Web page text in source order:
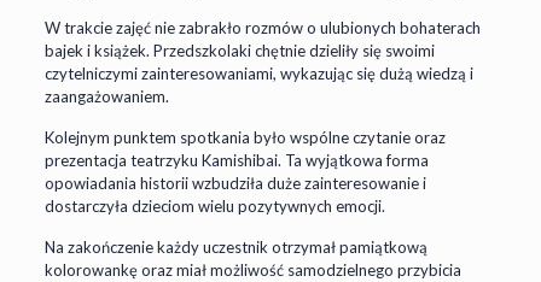
W trakcie zajęć nie zabrakło rozmów o ulubionych bohaterach
bajek i książek. Przedszkolaki chętnie dzieliły się swoimi
czytelniczymi zainteresowaniami, wykazując się dużą wiedzą i
zaangażowaniem.
Kolejnym punktem spotkania było wspólne czytanie oraz
prezentacja teatrzyku Kamishibai. Ta wyjątkowa forma
opowiadania historii wzbudziła duże zainteresowanie i
dostarczyła dzieciom wielu pozytywnych emocji.
Na zakończenie każdy uczestnik otrzymał pamiątkową
kolorowankę oraz miał możliwość samodzielnego przybicia